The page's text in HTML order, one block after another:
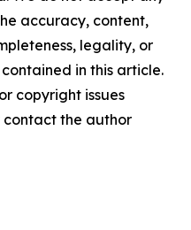
accuracy, content,
legality, or
in this article.
copyright issues
the author